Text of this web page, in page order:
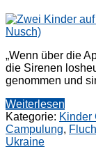
„Wenn über die
die Sirenen
genommen und
Weiterlesen
Kategorie: Kinder
Campulung,
Ukraine